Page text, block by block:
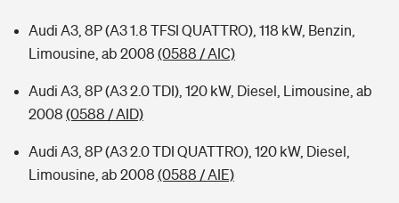
Audi A3, 8P (A3 1.8 TFSI QUATTRO), 118 kW, Benzin,
Limousine, ab 2008 (0588 / AIC)
Audi A3, 8P (A3 2.0 TDI), 120 kW, Diesel, Limousine, ab
2008 (0588 / AID)
Audi A3, 8P (A3 2.0 TDI QUATTRO), 120 kW, Diesel,
Limousine, ab 2008 (0588 / AIE)